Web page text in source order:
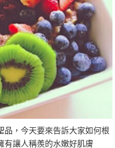
品 ，今天要來告訴大家如何根
有讓人稱羨的水嫩好肌膚